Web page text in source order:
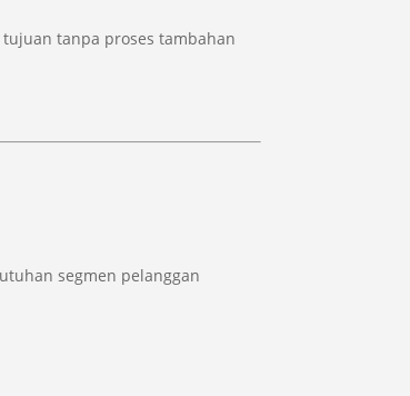
tanpa proses tambahan
segmen pelanggan